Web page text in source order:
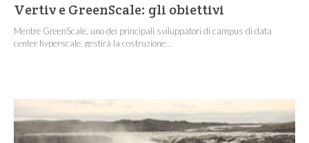
Vertiv e GreenScale: gli obiettivi
Mentre GreenScale, uno dei principali sviluppatori di campus di data
center hyperscale, gestirà la costruzione...